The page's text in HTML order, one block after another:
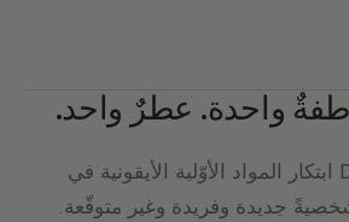
واحدة. عطرٌ واحد.
ابتكار المواد الأوّلية الأيقونية في
جديدة وفريدة وغير متوقّعة.